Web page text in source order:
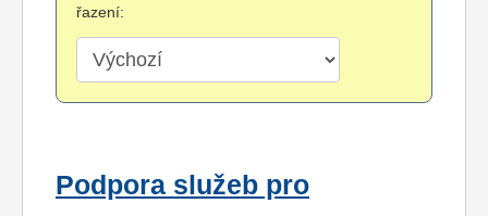
řazení:
Podpora služeb pro